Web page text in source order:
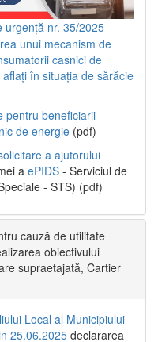
urgență nr. 35/2025
unui mecanism de
casnici de
în situația de sărăcie
pentru beneficiarii
de energie (pdf)
a ajutorului
a ePIDS - Serviciul de
- STS) (pdf)
cauză de utilitate
obiectivului
supraetajată, Cartier
Local al Municipiului
25.06.2025declararea